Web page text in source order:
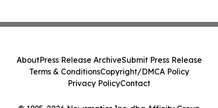
AboutPress Release ArchiveSubmit Press Release
Terms & ConditionsCopyright/DMCA Policy
Privacy PolicyContact